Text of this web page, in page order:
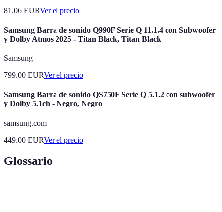
81.06 EURVer el precio
Samsung Barra de sonido Q990F Serie Q 11.1.4 con Subwoofer
y Dolby Atmos 2025 - Titan Black, Titan Black
Samsung
799.00 EURVer el precio
Samsung Barra de sonido QS750F Serie Q 5.1.2 con subwoofer
y Dolby 5.1ch - Negro, Negro
samsung.com
449.00 EURVer el precio
Glossario